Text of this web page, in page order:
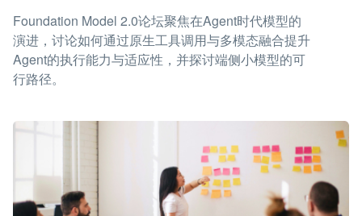
Foundation Model 2.0论坛聚焦在Agent时代模型的
演进，讨论如何通过原生工具调用与多模态融合提升
Agent的执行能力与适应性，并探讨端侧小模型的可
行路径。